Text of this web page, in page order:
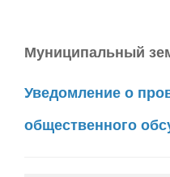
Муниципальный
Уведомление о
общественного